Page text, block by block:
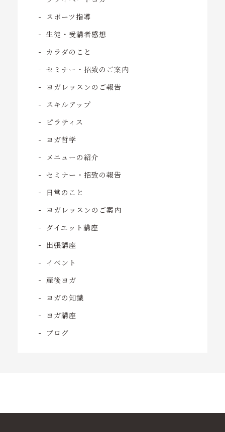
スポーツ指導
生徒・受講者感想
カラダのこと
セミナー・招致のご案内
ヨガレッスンのご報告
スキルアップ
ピラティス
ヨガ哲学
メニューの紹介
セミナー・招致の報告
日常のこと
ヨガレッスンのご案内
ダイエット講座
出張講座
イベント
産後ヨガ
ヨガの知識
ヨガ講座
ブログ